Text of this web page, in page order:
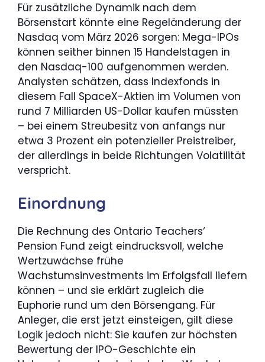
Für zusätzliche Dynamik nach dem
Börsenstart könnte eine Regeländerung der
Nasdaq vom März 2026 sorgen: Mega-IPOs
können seither binnen 15 Handelstagen in
den Nasdaq-100 aufgenommen werden.
Analysten schätzen, dass Indexfonds in
diesem Fall SpaceX-Aktien im Volumen von
rund 7 Milliarden US-Dollar kaufen müssten
– bei einem Streubesitz von anfangs nur
etwa 3 Prozent ein potenzieller Preistreiber,
der allerdings in beide Richtungen Volatilität
verspricht.
Einordnung
Die Rechnung des Ontario Teachers‘
Pension Fund zeigt eindrucksvoll, welche
Wertzuwächse frühe
Wachstumsinvestments im Erfolgsfall liefern
können – und sie erklärt zugleich die
Euphorie rund um den Börsengang. Für
Anleger, die erst jetzt einsteigen, gilt diese
Logik jedoch nicht: Sie kaufen zur höchsten
Bewertung der IPO-Geschichte ein